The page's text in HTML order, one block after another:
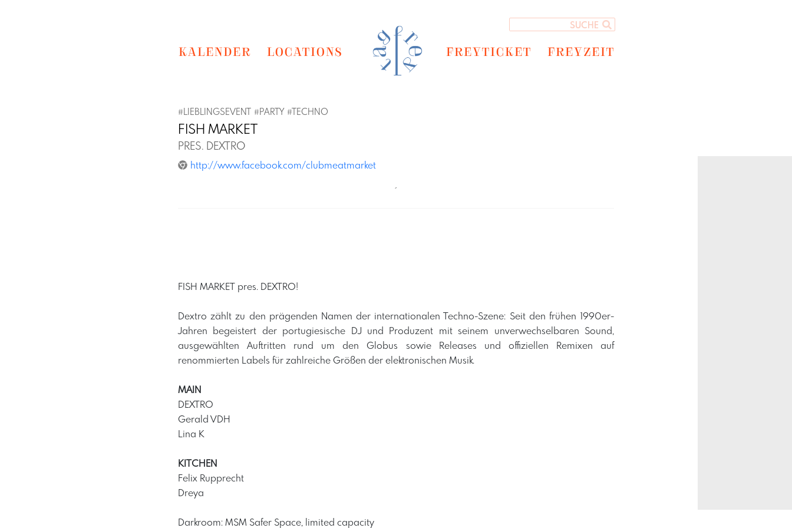
KALENDER LOCATIONS FREYTICKET FREYZEIT
#LIEBLINGSEVENT #PARTY # TECHNO
FISH MARKET
PRES. DEXTRO
http://www.facebook.com/clubmeatmarket
´
FISH MARKET pres. DEXTRO!
Dextro zählt zu den prägenden Namen der internationalen Techno-Szene: Seit den frühen 1990er-
Jahren begeistert der portugiesische DJ und Produzent mit seinem unverwechselbaren Sound,
ausgewählten Auftritten rund um den Globus sowie Releases und offiziellen Remixen auf
renommierten Labels für zahlreiche Größen der elektronischen Musik.
MAIN
DEXTRO
Gerald VDH
Lina K
KITCHEN
Felix Rupprecht
Dreya
Darkroom: MSM Safer Space, limited capacity